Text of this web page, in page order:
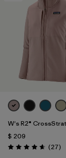
W's R2®
$ 209
Valoración: 4.7 / 5
(27)